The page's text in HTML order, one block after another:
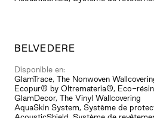
BELVEDERE
Disponible en:
GlamTrace, The Nonwoven
Ecopur® by Oltremateria®, Eco-
GlamDecor, The Vinyl Wallcovering
AquaSkin System, Système de